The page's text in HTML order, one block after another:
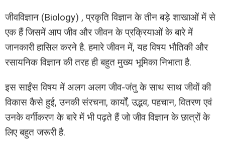
जीवविज्ञान (Biology) , प्रकृति विज्ञान के तीन बड़े शाखाओं में से
एक हैं जिसमें आप जीव और जीवन के प्रक्रियाओं के बारे में
जानकारी हासिल करने है. हमारे जीवन में, यह विषय भौतिकी और
रसायनिक विज्ञान की तरह ही बहुत मुख्य भूमिका निभाता है.
इस साईंस विषय में अलग अलग जीव-जंतु के साथ साथ जीवों की
विकास कैसे हुई, उनकी संरचना, कार्यों, उद्भव, पहचान, वितरण एवं
उनके वर्गीकरण के बारे में भी पढ़ते हैं जो जीव विज्ञान के छात्रों के
लिए बहुत जरूरी है.